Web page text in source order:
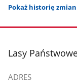
Pokaż historię zmian
stopka
Lasy
ADRES